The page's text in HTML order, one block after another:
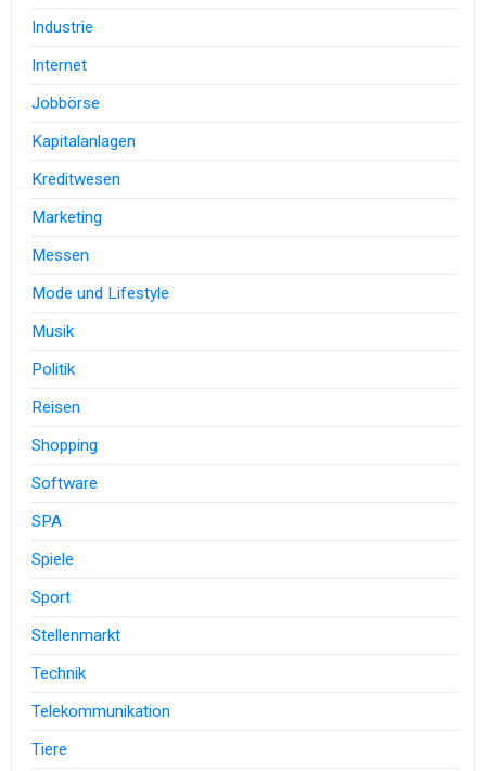
Industrie
Internet
Jobbörse
Kapitalanlagen
Kreditwesen
Marketing
Messen
Mode und Lifestyle
Musik
Politik
Reisen
Shopping
Software
SPA
Spiele
Sport
Stellenmarkt
Technik
Telekommunikation
Tiere